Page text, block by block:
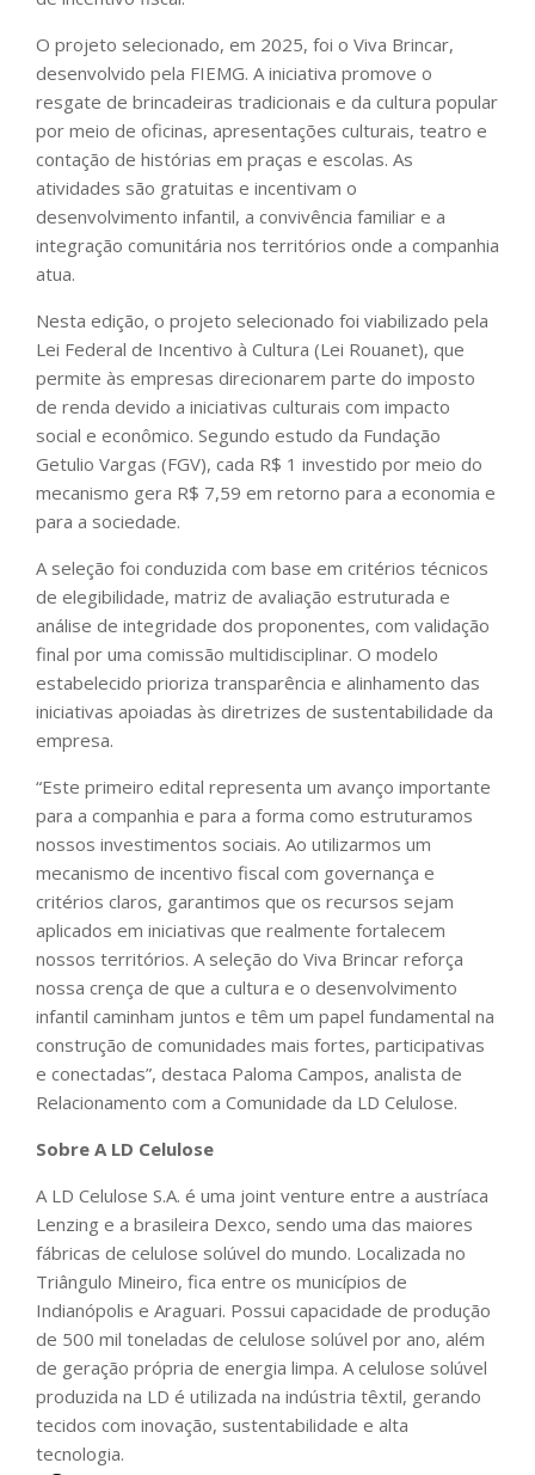
O projeto selecionado, em 2025, foi o Viva Brincar,
desenvolvido pela FIEMG. A iniciativa promove o
resgate de brincadeiras tradicionais e da cultura popular
por meio de oficinas, apresentações culturais, teatro e
contação de histórias em praças e escolas. As
atividades são gratuitas e incentivam o
desenvolvimento infantil, a convivência familiar e a
integração comunitária nos territórios onde a companhia
atua.
Nesta edição, o projeto selecionado foi viabilizado pela
Lei Federal de Incentivo à Cultura (Lei Rouanet), que
permite às empresas direcionarem parte do imposto
de renda devido a iniciativas culturais com impacto
social e econômico. Segundo estudo da Fundação
Getulio Vargas (FGV), cada R$ 1 investido por meio do
mecanismo gera R$ 7,59 em retorno para a economia e
para a sociedade.
A seleção foi conduzida com base em critérios técnicos
de elegibilidade, matriz de avaliação estruturada e
análise de integridade dos proponentes, com validação
final por uma comissão multidisciplinar. O modelo
estabelecido prioriza transparência e alinhamento das
iniciativas apoiadas às diretrizes de sustentabilidade da
empresa.
“Este primeiro edital representa um avanço importante
para a companhia e para a forma como estruturamos
nossos investimentos sociais. Ao utilizarmos um
mecanismo de incentivo fiscal com governança e
critérios claros, garantimos que os recursos sejam
aplicados em iniciativas que realmente fortalecem
nossos territórios. A seleção do Viva Brincar reforça
nossa crença de que a cultura e o desenvolvimento
infantil caminham juntos e têm um papel fundamental na
construção de comunidades mais fortes, participativas
e conectadas”, destaca Paloma Campos, analista de
Relacionamento com a Comunidade da LD Celulose.
Sobre A LD Celulose
A LD Celulose S.A. é uma joint venture entre a austríaca
Lenzing e a brasileira Dexco, sendo uma das maiores
fábricas de celulose solúvel do mundo. Localizada no
Triângulo Mineiro, fica entre os municípios de
Indianópolis e Araguari. Possui capacidade de produção
de 500 mil toneladas de celulose solúvel por ano, além
de geração própria de energia limpa. A celulose solúvel
produzida na LD é utilizada na indústria têxtil, gerando
tecidos com inovação, sustentabilidade e alta
tecnologia.